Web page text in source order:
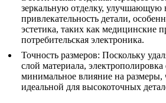
зеркальную отделку, улучшающую
привлекательность детали,
эстетика, таких как медицинские
потребительская электроника.
Точность размеров: Поскольку
слой материала, электрополировка
минимальное влияние на размеры,
идеальной для высокоточных